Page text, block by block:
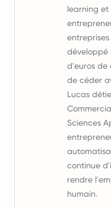
learning et
développé
d'euros de
de céder
Lucas
Sciences
continue
rendre
humain.